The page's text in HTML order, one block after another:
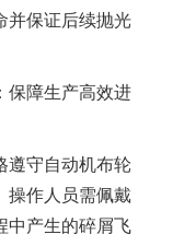
并保证后续抛光
障生产高效进
守自动机布轮
操作人员需佩戴
中产生的碎屑飞